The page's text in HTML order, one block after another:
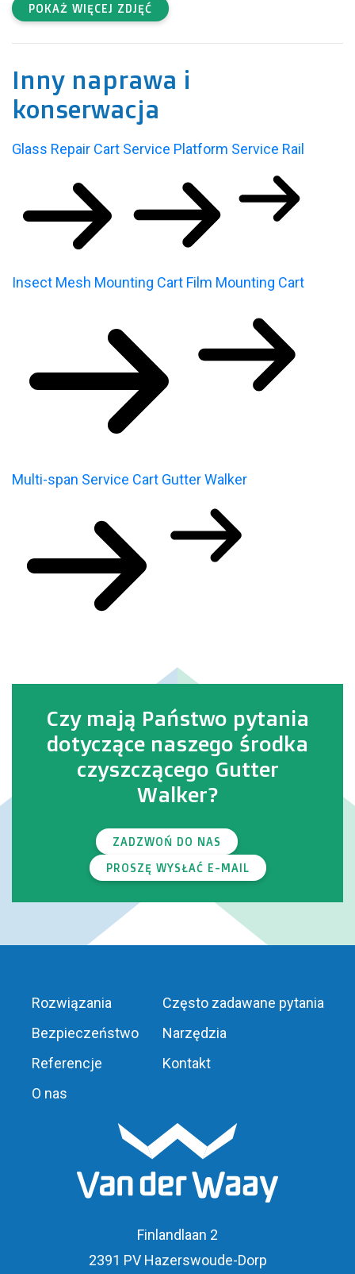
POKAŻ WIĘCEJ ZDJĘĆ
Inny naprawa i
konserwacja
Glass Repair Cart Service Platform Service Rail
Insect Mesh Mounting Cart Film Mounting Cart
Multi-span Service Cart Gutter Walker
Czy mają Państwo pytania
dotyczące naszego środka
czyszczącego Gutter
Walker?
ZADZWOŃ DO NAS
PROSZĘ WYSŁAĆ E-MAIL
Rozwiązania
Bezpieczeństwo
Referencje
O nas
Często zadawane pytania
Narzędzia
Kontakt
Finlandlaan 2
2391 PV Hazerswoude-Dorp